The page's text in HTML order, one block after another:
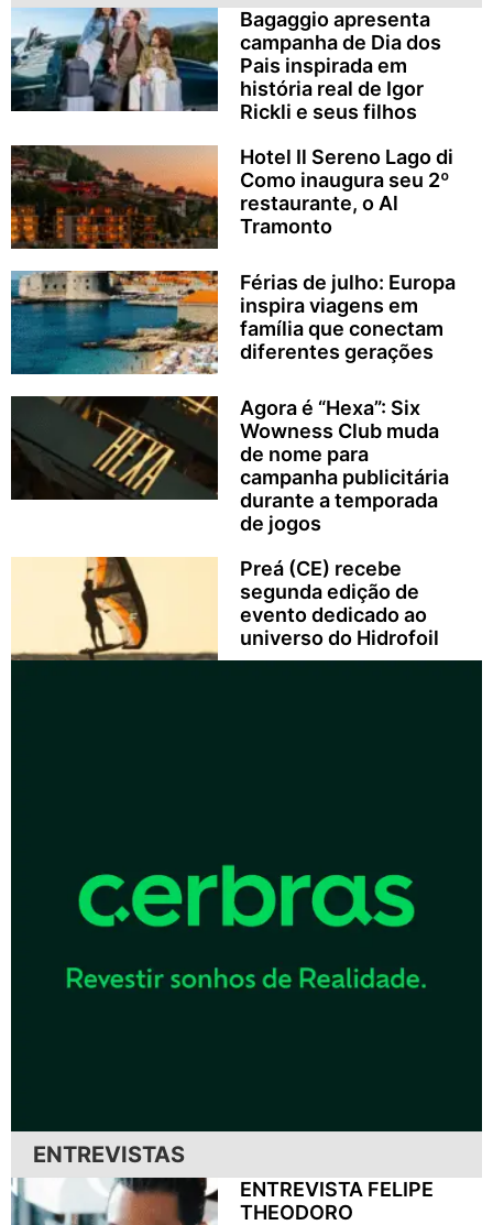
Bagaggio apresenta
campanha de Dia dos
Pais inspirada em
história real de Igor
Rickli e seus filhos
Hotel Il Sereno Lago di
Como inaugura seu 2º
restaurante, o Al
Tramonto
Férias de julho: Europa
inspira viagens em
família que conectam
diferentes gerações
Agora é “Hexa”: Six
Wowness Club muda
de nome para
campanha publicitária
durante a temporada
de jogos
Preá (CE) recebe
segunda edição de
evento dedicado ao
universo do Hidrofoil
ENTREVISTAS
ENTREVISTA FELIPE
THEODORO